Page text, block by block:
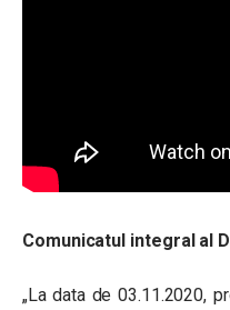
Comunicatul integral al
„La data de 03.11.2020,